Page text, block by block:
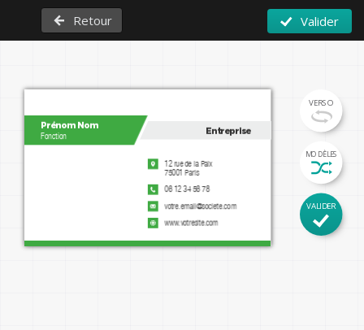
Retour Valider
VERSO
MODÈLES
VALIDER
www.votresite.com
06 12 34 56 78
votre.email@societe.com
12 rue de la Paix
75001 Paris
Entreprise
Prénom Nom
Fonction
instagram.com/mypage